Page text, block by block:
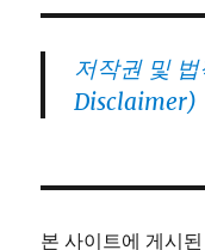
저작권 및
Disclaimer)
본 사이트에 게시